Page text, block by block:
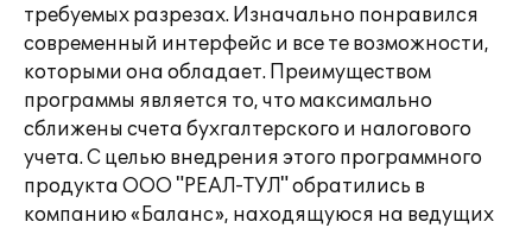
требуемых разрезах. Изначально понравился
современный интерфейс и все те возможности,
которыми она обладает. Преимуществом
программы является то, что максимально
сближены счета бухгалтерского и налогового
учета. С целью внедрения этого программного
продукта ООО "РЕАЛ-ТУЛ" обратились в
компанию «Баланс», находящуюся на ведущих